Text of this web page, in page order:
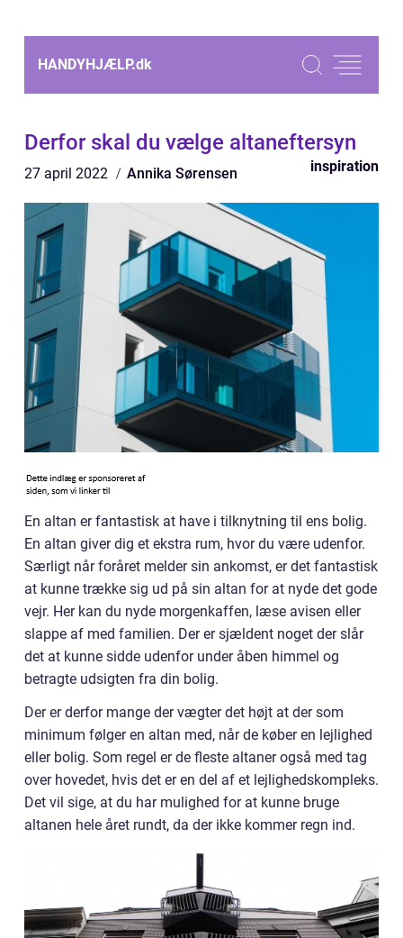
HANDYHJÆLP.dk
Derfor skal du vælge altaneftersyn
27 april 2022 Annika Sørensen inspiration
En altan er fantastisk at have i tilknytning til ens bolig.
En altan giver dig et ekstra rum, hvor du være udenfor.
Særligt når foråret melder sin ankomst, er det fantastisk
at kunne trække sig ud på sin altan for at nyde det gode
vejr. Her kan du nyde morgenkaffen, læse avisen eller
slappe af med familien. Der er sjældent noget der slår
det at kunne sidde udenfor under åben himmel og
betragte udsigten fra din bolig.
Der er derfor mange der vægter det højt at der som
minimum følger en altan med, når de køber en lejlighed
eller bolig. Som regel er de fleste altaner også med tag
over hovedet, hvis det er en del af et lejlighedskompleks.
Det vil sige, at du har mulighed for at kunne bruge
altanen hele året rundt, da der ikke kommer regn ind.